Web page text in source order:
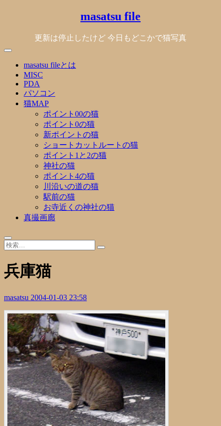
masatsu file
更新は停止したけど 今日もどこかで猫写真
masatsu fileとは
MISC
PDA
パソコン
猫MAP
ポイント00の猫
ポイント0の猫
新ポイントの猫
ショートカットルートの猫
ポイント1と2の猫
神社の猫
ポイント4の猫
川沿いの道の猫
駅前の猫
お寺近くの神社の猫
真撮画廊
兵庫猫
masatsu 2004-01-03 23:58